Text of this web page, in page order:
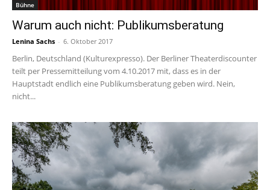
Bühne
Warum auch nicht: Publikumsberatung
Lenina Sachs - 6. Oktober 2017
Berlin, Deutschland (Kulturexpresso). Der Berliner Theaterdiscounter
teilt per Pressemitteilung vom 4.10.2017 mit, dass es in der
Hauptstadt endlich eine Publikumsberatung geben wird. Nein,
nicht...